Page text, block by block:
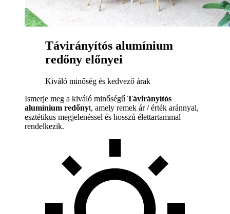
Távirányítós alumínium
redőny előnyei
Kiváló minőség és kedvező árak
Ismerje meg a kiváló minőségű Távirányítós
alumínium redőnyt, amely remek ár / érték aránnyal,
esztétikus megjelenéssel és hosszú élettartammal
rendelkezik.